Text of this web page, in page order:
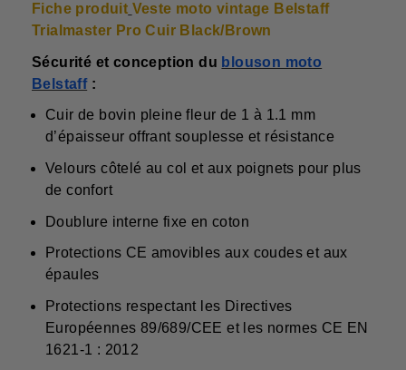
Fiche produit Veste moto vintage Belstaff
Trialmaster Pro Cuir Black/Brown
Sécurité et conception du blouson moto
Belstaff:
Cuir de bovin pleine fleur de 1 à 1.1 mm
d’épaisseur offrant souplesse et résistance
Velours côtelé au col et aux poignets pour plus
de confort
Doublure interne fixe en coton
Protections CE amovibles aux coudes et aux
épaules
Protections respectant les Directives
Européennes 89/689/CEE et les normes CE EN
1621-1 : 2012